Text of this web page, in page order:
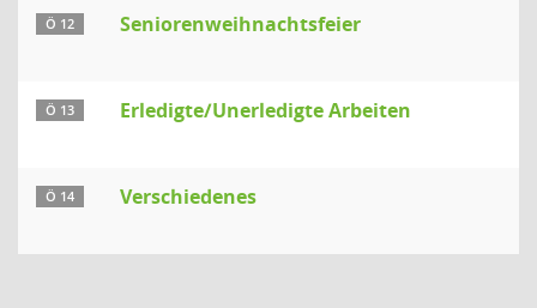
Ö 12 Seniorenweihnachtsfeier
Ö 13 Erledigte/Unerledigte Arbeiten
Ö 14 Verschiedenes